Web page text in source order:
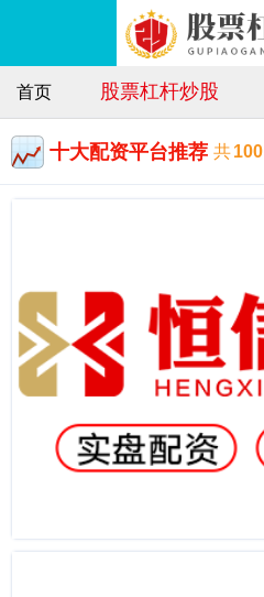
首页 股票杠杆炒股
十大配资平台推荐 共100